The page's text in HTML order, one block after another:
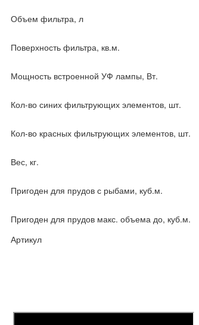
Объем фильтра, л
Поверхность фильтра, кв.м.
Мощность встроенной УФ лампы, Вт.
Кол-во синих фильтрующих элементов, шт.
Кол-во красных фильтрующих элементов, шт.
Вес, кг.
Пригоден для прудов с рыбами, куб.м.
Пригоден для прудов макс. объема до, куб.м.
Артикул